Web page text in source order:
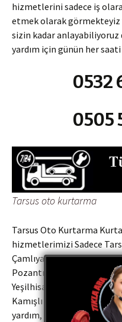
hizmetlerini sadece iş
etmek olarak görmekteyiz
sizin kadar
yardım için günün her
0532
0505
Tarsus oto kurtarma
Tarsus Oto Kurtarma
hizmetlerimizi Sadece
Çamlıyayla, Mersin
Pozantı, Akçatekir, Niğde,
Yeşilhisar Araplı il ve
Kamışlı Oto kurtarma,
yardım, vinç, araç